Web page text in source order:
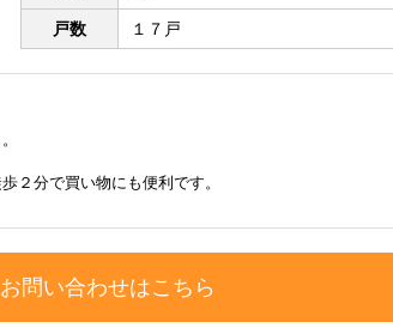
戸数 １７戸
２分で買い物にも便利です。
お問い合わせはこちら